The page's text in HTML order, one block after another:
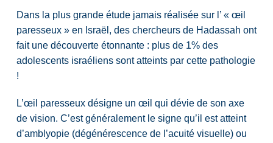
Dans la plus grande étude jamais réalisée sur l’ « œil
paresseux » en Israël, des chercheurs de Hadassah ont
fait une découverte étonnante : plus de 1% des
adolescents israéliens sont atteints par cette pathologie
!
L’œil paresseux désigne un œil qui dévie de son axe
de vision. C’est généralement le signe qu’il est atteint
d’amblyopie (dégénérescence de l’acuité visuelle) ou